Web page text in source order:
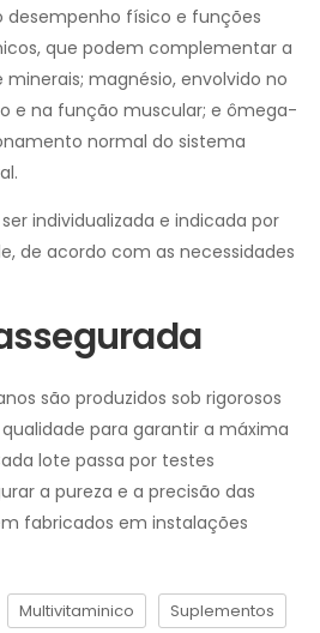
desempenho físico e funções
que podem complementar a
magnésio, envolvido no
e na função muscular; e ômega-
normal do sistema
individualizada e indicada por
de acordo com as necessidades
são produzidos sob rigorosos
para garantir a máxima
lote passa por testes
a pureza e a precisão das
fabricados em instalações
Multivitaminico Suplementos